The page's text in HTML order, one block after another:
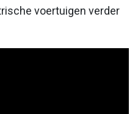
voertuigen verder